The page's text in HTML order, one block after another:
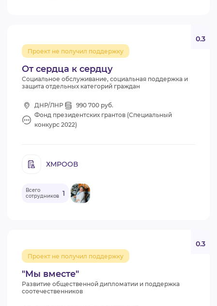
От сердца к сердцу
Проект не получил поддержку
0.3
Социальное обслуживание, социальная поддержка и
защита отдельных категорий граждан
ДНР/ЛНР
990 700 руб.
Фонд президентских грантов (Специальный
конкурс 2022)
ХМРООВ
Всего
сотрудников 1
"Мы вместе"
Проект не получил поддержку
0.3
Развитие общественной дипломатии и поддержка
соотечественников